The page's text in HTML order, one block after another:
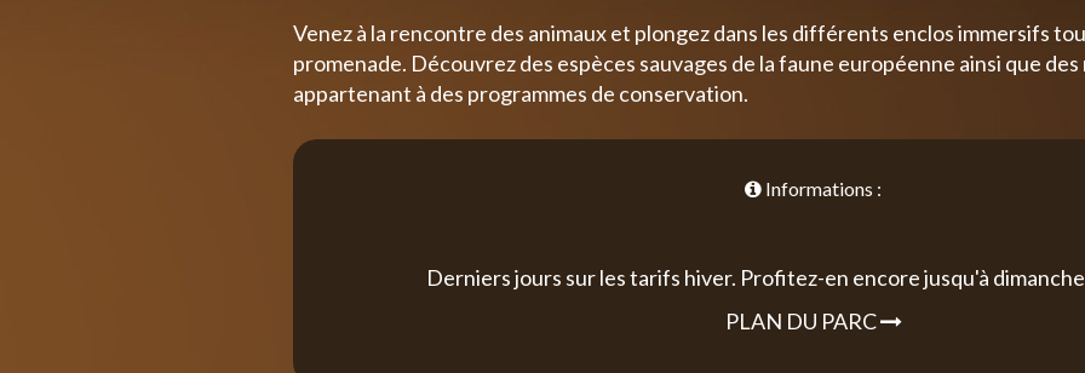
Venez à la rencontre des animaux et plongez dans les différents enclos immersifs
promenade. Découvrez des espèces sauvages de la faune européenne ainsi que
appartenant à des programmes de conservation.
Informations :
Derniers jours sur les tarifs hiver. Profitez-en encore jusqu'à
PLAN DU PARC